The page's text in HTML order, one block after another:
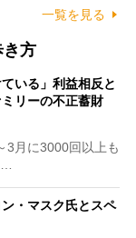
一覧を見る
き方
いる」利益相反と
リーの不正蓄財
3月に3000回以上も
・マスク氏とスペ